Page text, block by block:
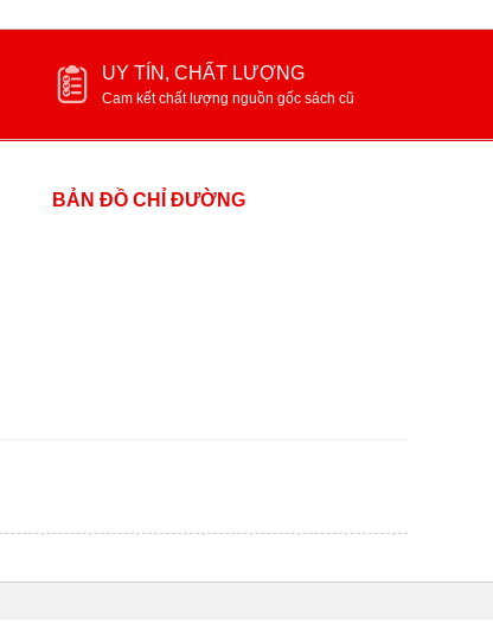
UY TÍN, CHẤT LƯỢNG
Cam kết chất lượng nguồn gốc sách cũ
BẢN ĐỒ CHỈ ĐƯỜNG